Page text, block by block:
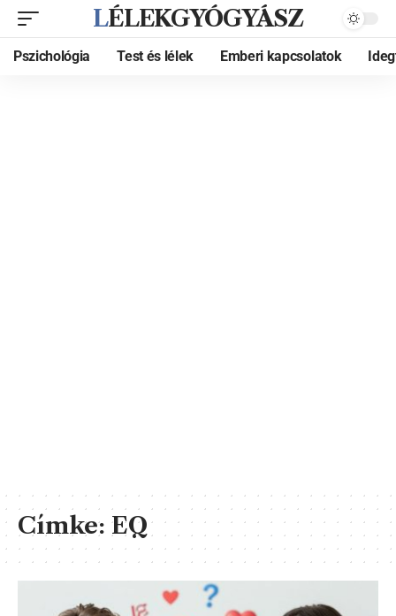
LÉLEKGYÓGYÁSZ
Pszichológia Test és lélek Emberi kapcsolatok
Címke: EQ